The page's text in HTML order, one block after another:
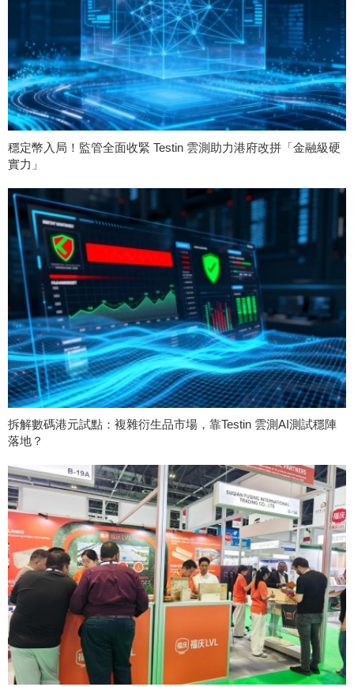
穩定幣入局！監管全面收緊 Testin 雲測助力港府改拼「金融級硬
實力」
拆解數碼港元試點：複雜衍生品市場，靠Testin 雲測AI測試穩陣
落地？